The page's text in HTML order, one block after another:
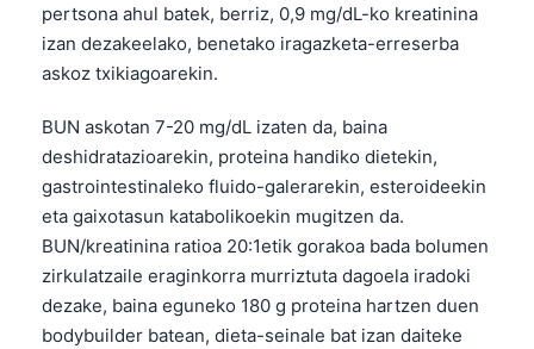
pertsona ahul batek, berriz, 0,9 mg/dL-ko kreatinina
izan dezakeelako, benetako iragazketa-erreserba
askoz txikiagoarekin.
BUN askotan 7-20 mg/dL izaten da, baina
deshidratazioarekin, proteina handiko dietekin,
gastrointestinaleko fluido-galerarekin, esteroideekin
eta gaixotasun katabolikoekin mugitzen da.
BUN/kreatinina ratioa 20:1etik gorakoa bada bolumen
zirkulatzaile eraginkorra murriztuta dagoela iradoki
dezake, baina eguneko 180 g proteina hartzen duen
bodybuilder batean, dieta-seinale bat izan daiteke
Nederlands
हिन्दी
Bahasa Indonesia
Հայերեն
Íslenska
Српски језик
Bosanski
Azərbaycan dili